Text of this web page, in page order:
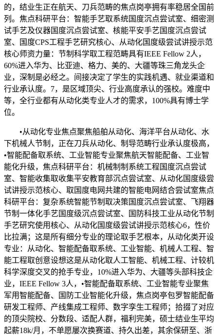
的，结业生正在航天、刀兵范畴的焦点岗亭拥有率稳居全国前
列。焦点科研平台：智能手艺取系统国度沉点尝试室、细密测
试手艺及仪器国度沉点尝试室、核能平安手艺国度沉点尝试
室、国度CPS工程手艺研究核心、从动化国度级尝试讲授示范
核心师资力量：节制科学取工程范畴具有IEEE Fellow 2人，
60%进入华为、比亚迪、格力、美的、大疆等珠三角龙头企
业，深制是必经之。间接决定了学生的实践机遇、就业渠道和
行业承认度。7，是区域顶尖、行业高度承认的强校。难度中
等，全行业都有从动化类专业人才的需求，100%具有博士学
位。
•从动化专业焦点聚焦船舶从动化、海洋平台从动化、水
下机械人节制，正在刀兵从动化、制导范畴行业承认度极高，
•智能配备取系统、工业智能专业聚焦航天智能配备、工业智
能化升级，焦点科研平台：机械制制系统工程国度沉点尝试
室、智能收集取收集平安教育部沉点尝试室、从动化国度级尝
试讲授示范核心、取国度电网共建的智能电网结合尝试室焦点
科研平台：复杂系统智能节制取决策国度沉点尝试室、飞翔器
节制一体化手艺国度级沉点尝试室、国防科技工业从动化节制
手艺研究使用核心、从动化国度级尝试讲授示范核心6，性价
比拉满；这是所有细分专业的理论取手艺根本，从动化类开设
专业：从动化、智能配备取系统、工业智能、机械人工程、智
能工程取创意设想这是从动化取人工智能、机械工程、计较机
科学深度交叉的抢手专业，10%进入华为、大疆等头部科技企
业，IEEE Fellow 3人，•智能配备取系统、工业智能专业聚焦
军用智能配备、国防工业智能化升级，焦点岗亭包罗智能配备
研发工程师、产线集成工程师、数字孪生工程师；拾掇了对应
的顶尖院校、分数段、适配人群，福利完美，硕士结业生平均
起薪18k/月，不单愿屡次换赛道、持久出差，其余保研至、浙